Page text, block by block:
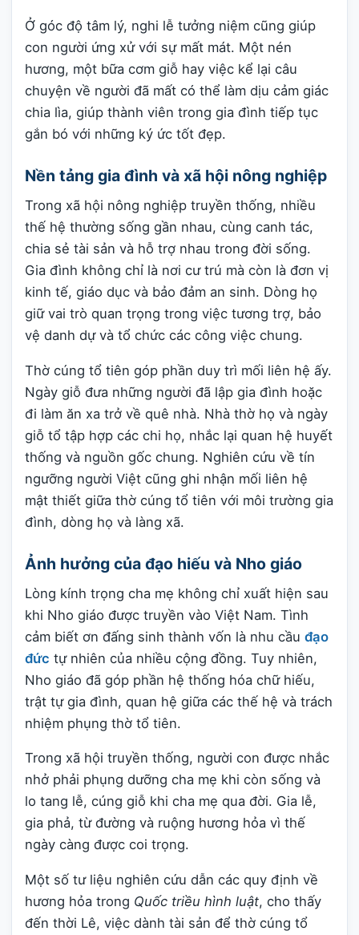
Ở góc độ tâm lý, nghi lễ tưởng niệm cũng giúp
con người ứng xử với sự mất mát. Một nén
hương, một bữa cơm giỗ hay việc kể lại câu
chuyện về người đã mất có thể làm dịu cảm giác
chia lìa, giúp thành viên trong gia đình tiếp tục
gắn bó với những ký ức tốt đẹp.
Nền tảng gia đình và xã hội nông nghiệp
Trong xã hội nông nghiệp truyền thống, nhiều
thế hệ thường sống gần nhau, cùng canh tác,
chia sẻ tài sản và hỗ trợ nhau trong đời sống.
Gia đình không chỉ là nơi cư trú mà còn là đơn vị
kinh tế, giáo dục và bảo đảm an sinh. Dòng họ
giữ vai trò quan trọng trong việc tương trợ, bảo
vệ danh dự và tổ chức các công việc chung.
Thờ cúng tổ tiên góp phần duy trì mối liên hệ ấy.
Ngày giỗ đưa những người đã lập gia đình hoặc
đi làm ăn xa trở về quê nhà. Nhà thờ họ và ngày
giỗ tổ tập hợp các chi họ, nhắc lại quan hệ huyết
thống và nguồn gốc chung. Nghiên cứu về tín
ngưỡng người Việt cũng ghi nhận mối liên hệ
mật thiết giữa thờ cúng tổ tiên với môi trường gia
đình, dòng họ và làng xã.
Ảnh hưởng của đạo hiếu và Nho giáo
Lòng kính trọng cha mẹ không chỉ xuất hiện sau
khi Nho giáo được truyền vào Việt Nam. Tình
cảm biết ơn đấng sinh thành vốn là nhu cầu đạo
đức tự nhiên của nhiều cộng đồng. Tuy nhiên,
Nho giáo đã góp phần hệ thống hóa chữ hiếu,
trật tự gia đình, quan hệ giữa các thế hệ và trách
nhiệm phụng thờ tổ tiên.
Trong xã hội truyền thống, người con được nhắc
nhở phải phụng dưỡng cha mẹ khi còn sống và
lo tang lễ, cúng giỗ khi cha mẹ qua đời. Gia lễ,
gia phả, từ đường và ruộng hương hỏa vì thế
ngày càng được coi trọng.
Một số tư liệu nghiên cứu dẫn các quy định về
hương hỏa trong Quốc triều hình luật, cho thấy
đến thời Lê, việc dành tài sản để thờ cúng tổ